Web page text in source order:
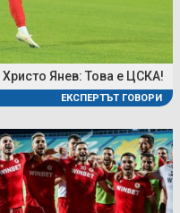
Янев: Това е ЦСКА!
ЕКСПЕРТЪТ ГОВОРИ